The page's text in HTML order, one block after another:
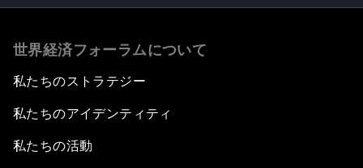
世界経済フォーラムについて
私たちのストラテジー
私たちのアイデンティティ
私たちの活動